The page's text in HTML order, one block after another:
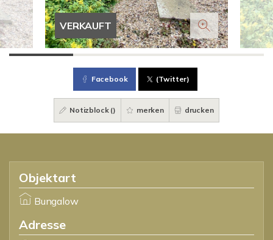
VERKAUFT
Facebook (Twitter)
Notizblock () merken drucken
Objektart
Bungalow
Adresse